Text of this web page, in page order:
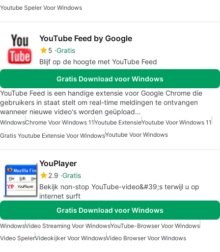
Youtube Speler Voor Windows
YouTube Feed by Google
5 Gratis
Blijf op de hoogte met YouTube Feed
Gratis Download voor Windows
YouTube Feed is een handige extensie voor Google Chrome die
gebruikers in staat stelt om real-time meldingen te ontvangen
wanneer nieuwe video's worden geüpload…
WindowsChrome Voor Windows 11Youtube ExtensieYoutube Voor Windows 11
Gratis Youtube Extensie Voor WindowsYoutube Voor Windows
YouPlayer
2.9 Gratis
Bekijk non-stop YouTube-video&#39;s terwijl u op
internet surft
Gratis Download voor Windows
WindowsVideo Streaming Voor WindowsYouTube-Browser Voor Windows
Video SpelerVideokijker Voor WindowsVideo Browser Voor Windows